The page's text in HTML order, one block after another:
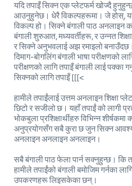
यदि तपाइँ सिक्न एक प्लेटफर्म खोज्दै
आउनुहुनेछ। धेरै विकल्पहरूमा। जे होस्,
विकल्प हो। सिक्ने बंगाली पाठ अनलाइन
बंगाली शुरुआत, मध्यवर्तीहरू, र उन्नत
र सिक्ने अनुभवलाई अझ रमाइलो बनाउँदछ।
दिमाग-बोगलिंग बंगाली भाषा परीक्षणको
परीक्षणको लागि तपाइँ बंगाली लाई पक्का
सिक्नको लागि तपाइँ [[[<
हामीले तपाईंलाई उत्तम अनलाइन शिक्षा
छिटो र सजीलो छ। यहाँ तपाईं को लागी
भोकबुला प्रशिक्षार्थीहरु विभिन्न शीर्षकमा
अनुप्रयोगसँग सबै कुरा छ जुन सिक्न
अनलाइन अनलाइन अनलाइन।
सबै बंगाली पाठ फेला पार्न सक्नुहुन्छ। कि
हामीले तपाईंको बंगाली बमोजिम गर्नका
उपकरणहरू लिइसकेका छन्।